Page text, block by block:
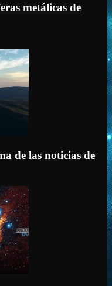
metálicas de
de las noticias de